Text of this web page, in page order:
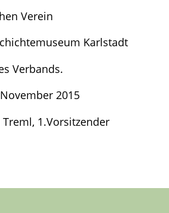
Verein
Karlstadt
Verbands.
2015
1.Vorsitzender